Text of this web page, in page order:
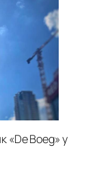
«De Boeg» у